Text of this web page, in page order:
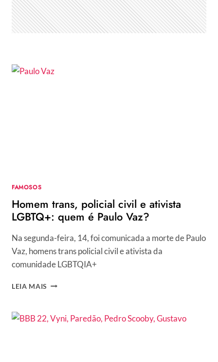
DESABAFA:
“É
SÓ
FAMOSOS
Homem trans, policial civil e ativista
LGBTQ+: quem é Paulo Vaz?
Na segunda-feira, 14, foi comunicada a morte de Paulo
Vaz, homens trans policial civil e ativista da
comunidade LGBTQIA+
LEIA MAIS HOMEM
CIVIL
E